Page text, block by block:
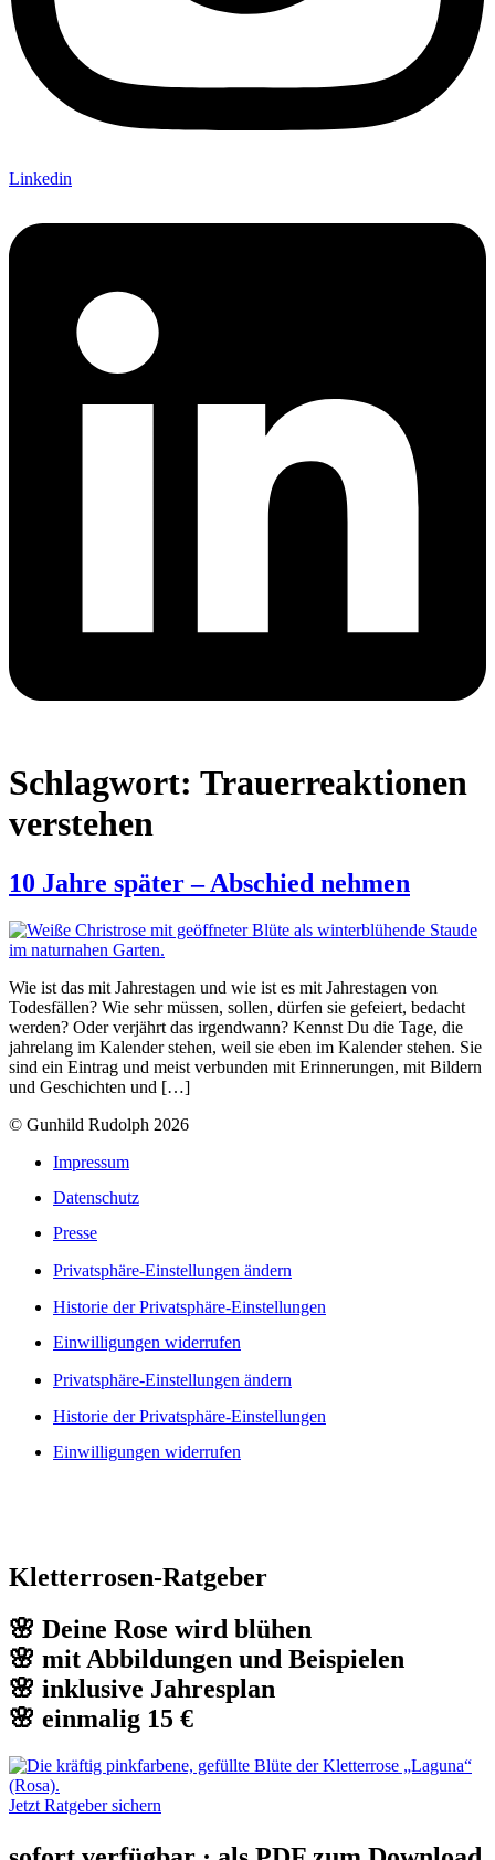
Linkedin
Schlagwort: Trauerreaktionen
verstehen
10 Jahre später – Abschied nehmen
Wie ist das mit Jahrestagen und wie ist es mit Jahrestagen von
Todesfällen? Wie sehr müssen, sollen, dürfen sie gefeiert, bedacht
werden? Oder verjährt das irgendwann? Kennst Du die Tage, die
jahrelang im Kalender stehen, weil sie eben im Kalender stehen. Sie
sind ein Eintrag und meist verbunden mit Erinnerungen, mit Bildern
und Geschichten und […]
© Gunhild Rudolph 2026
Impressum
Datenschutz
Presse
Privatsphäre-Einstellungen ändern
Historie der Privatsphäre-Einstellungen
Einwilligungen widerrufen
Privatsphäre-Einstellungen ändern
Historie der Privatsphäre-Einstellungen
Einwilligungen widerrufen
Kletterrosen-Ratgeber
🌸 Deine Rose wird blühen
🌸 mit Abbildungen und Beispielen
🌸 inklusive Jahresplan
🌸 einmalig 15 €
Jetzt Ratgeber sichern